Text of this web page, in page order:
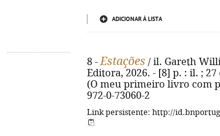
ADICIONAR À LISTA
8 -Estações / il. Gareth
Editora, 2026. - [8] p. : il. ;
(O meu primeiro livro com
972-0-73060-2
Link persistente: http://